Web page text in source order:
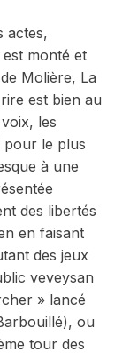
actes,
est monté et
Molière, La
est bien au
les
pour le plus
à une
des libertés
en faisant
des jeux
veveysan
» lancé
ou
tour des